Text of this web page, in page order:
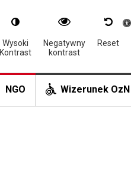
Wysoki
Kontrast
Negatywny
kontrast
Reset
NGO Wizerunek OzN